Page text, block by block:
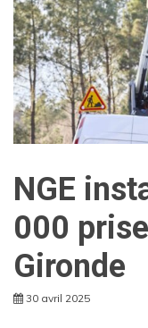
NGE
000
Gironde
30 avril 2025